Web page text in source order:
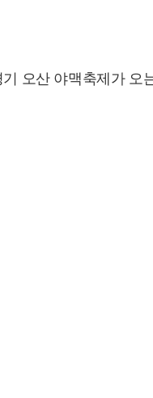
오산 야맥축제가 오